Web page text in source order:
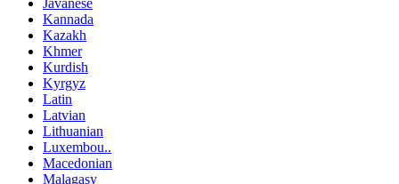
Kannada
Kazakh
Khmer
Kurdish
Kyrgyz
Latin
Latvian
Lithuanian
Luxembou..
Macedonian
Malagasy